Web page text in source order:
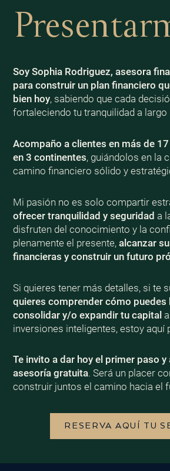
Soy Sophia Rodriguez, asesora
para construir un plan financiero
bien hoy, sabiendo que cada
fortaleciendo tu tranquilidad a largo
Acompaño a clientes en más de
en 3 continentes, guiándolos en la
camino financiero sólido y
Mi pasión no es solo compartir
ofrecer tranquilidad y seguridad a
disfruten del conocimiento y la
plenamente el presente, alcanzar
financieras y construir un futuro
Si quieres tener más detalles, si te
quieres comprender cómo puedes
consolidar y/o expandir tu capitala
inversiones inteligentes, estoy aquí
Te invito a dar hoy el primer paso y
asesoría gratuita. Será un placer
construir juntos el camino hacia el
RESERVA AQUÍ TU